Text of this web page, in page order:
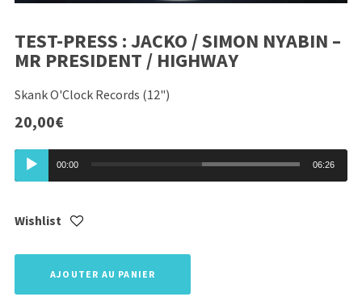
TEST-PRESS : JACKO / SIMON NYABIN –
MR PRESIDENT / HIGHWAY
Skank O'Clock Records (12")
20,00€
Lecteur
audio
00:00 06:26
Wishlist
AJOUTER AU PANIER